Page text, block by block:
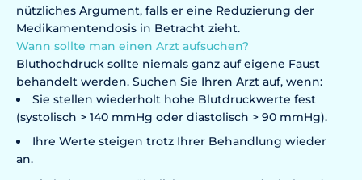
nützliches Argument, falls er eine Reduzierung der
Medikamentendosis in Betracht zieht.
Wann sollte man einen Arzt aufsuchen?
Bluthochdruck sollte niemals ganz auf eigene Faust
behandelt werden. Suchen Sie Ihren Arzt auf, wenn:
Sie stellen wiederholt hohe Blutdruckwerte fest
(systolisch > 140 mmHg oder diastolisch > 90 mmHg).
Ihre Werte steigen trotz Ihrer Behandlung wieder
an.